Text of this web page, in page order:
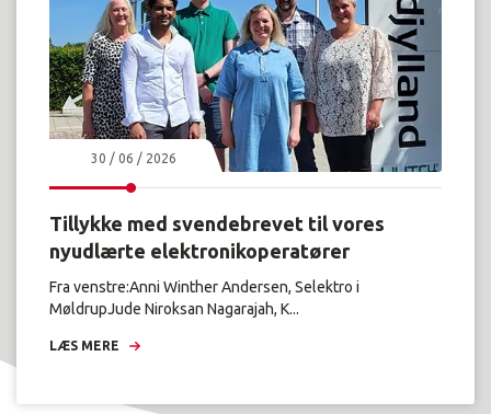
30 / 06 / 2026
Tillykke med svendebrevet til vores
nyudlærte elektronikoperatører
Fra venstre:Anni Winther Andersen, Selektro i
MøldrupJude Niroksan Nagarajah, K...
LÆS MERE